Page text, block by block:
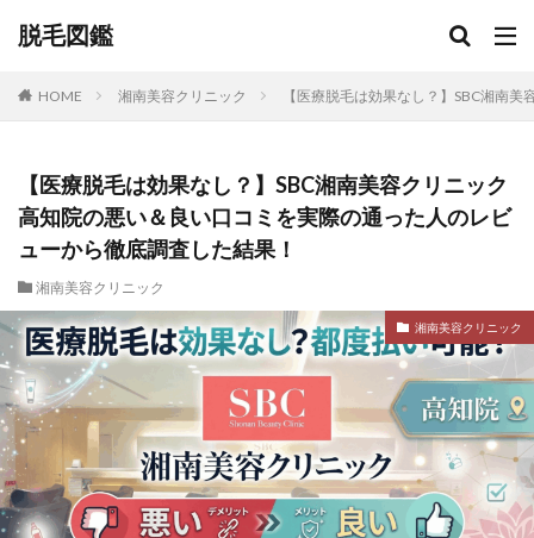
脱毛図鑑
HOME 湘南美容クリニック 【医療脱毛は効果なし？】SBC湘南
【医療脱毛は効果なし？】SBC湘南美容クリニック
高知院の悪い＆良い口コミを実際の通った人のレビ
ューから徹底調査した結果！
湘南美容クリニック
湘南美容クリニック